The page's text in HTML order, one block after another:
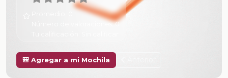
Número de valoraciones:0
🎒 Agregar a mi Mochila